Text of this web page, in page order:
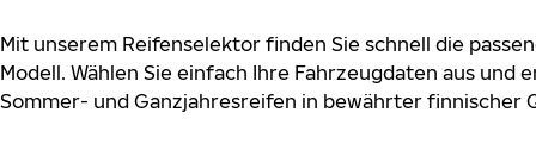
Mit unserem Reifenselektor finden Sie schnell die
Modell. Wählen Sie einfach Ihre Fahrzeugdaten aus und
Sommer- und Ganzjahresreifen in bewährter finnischer